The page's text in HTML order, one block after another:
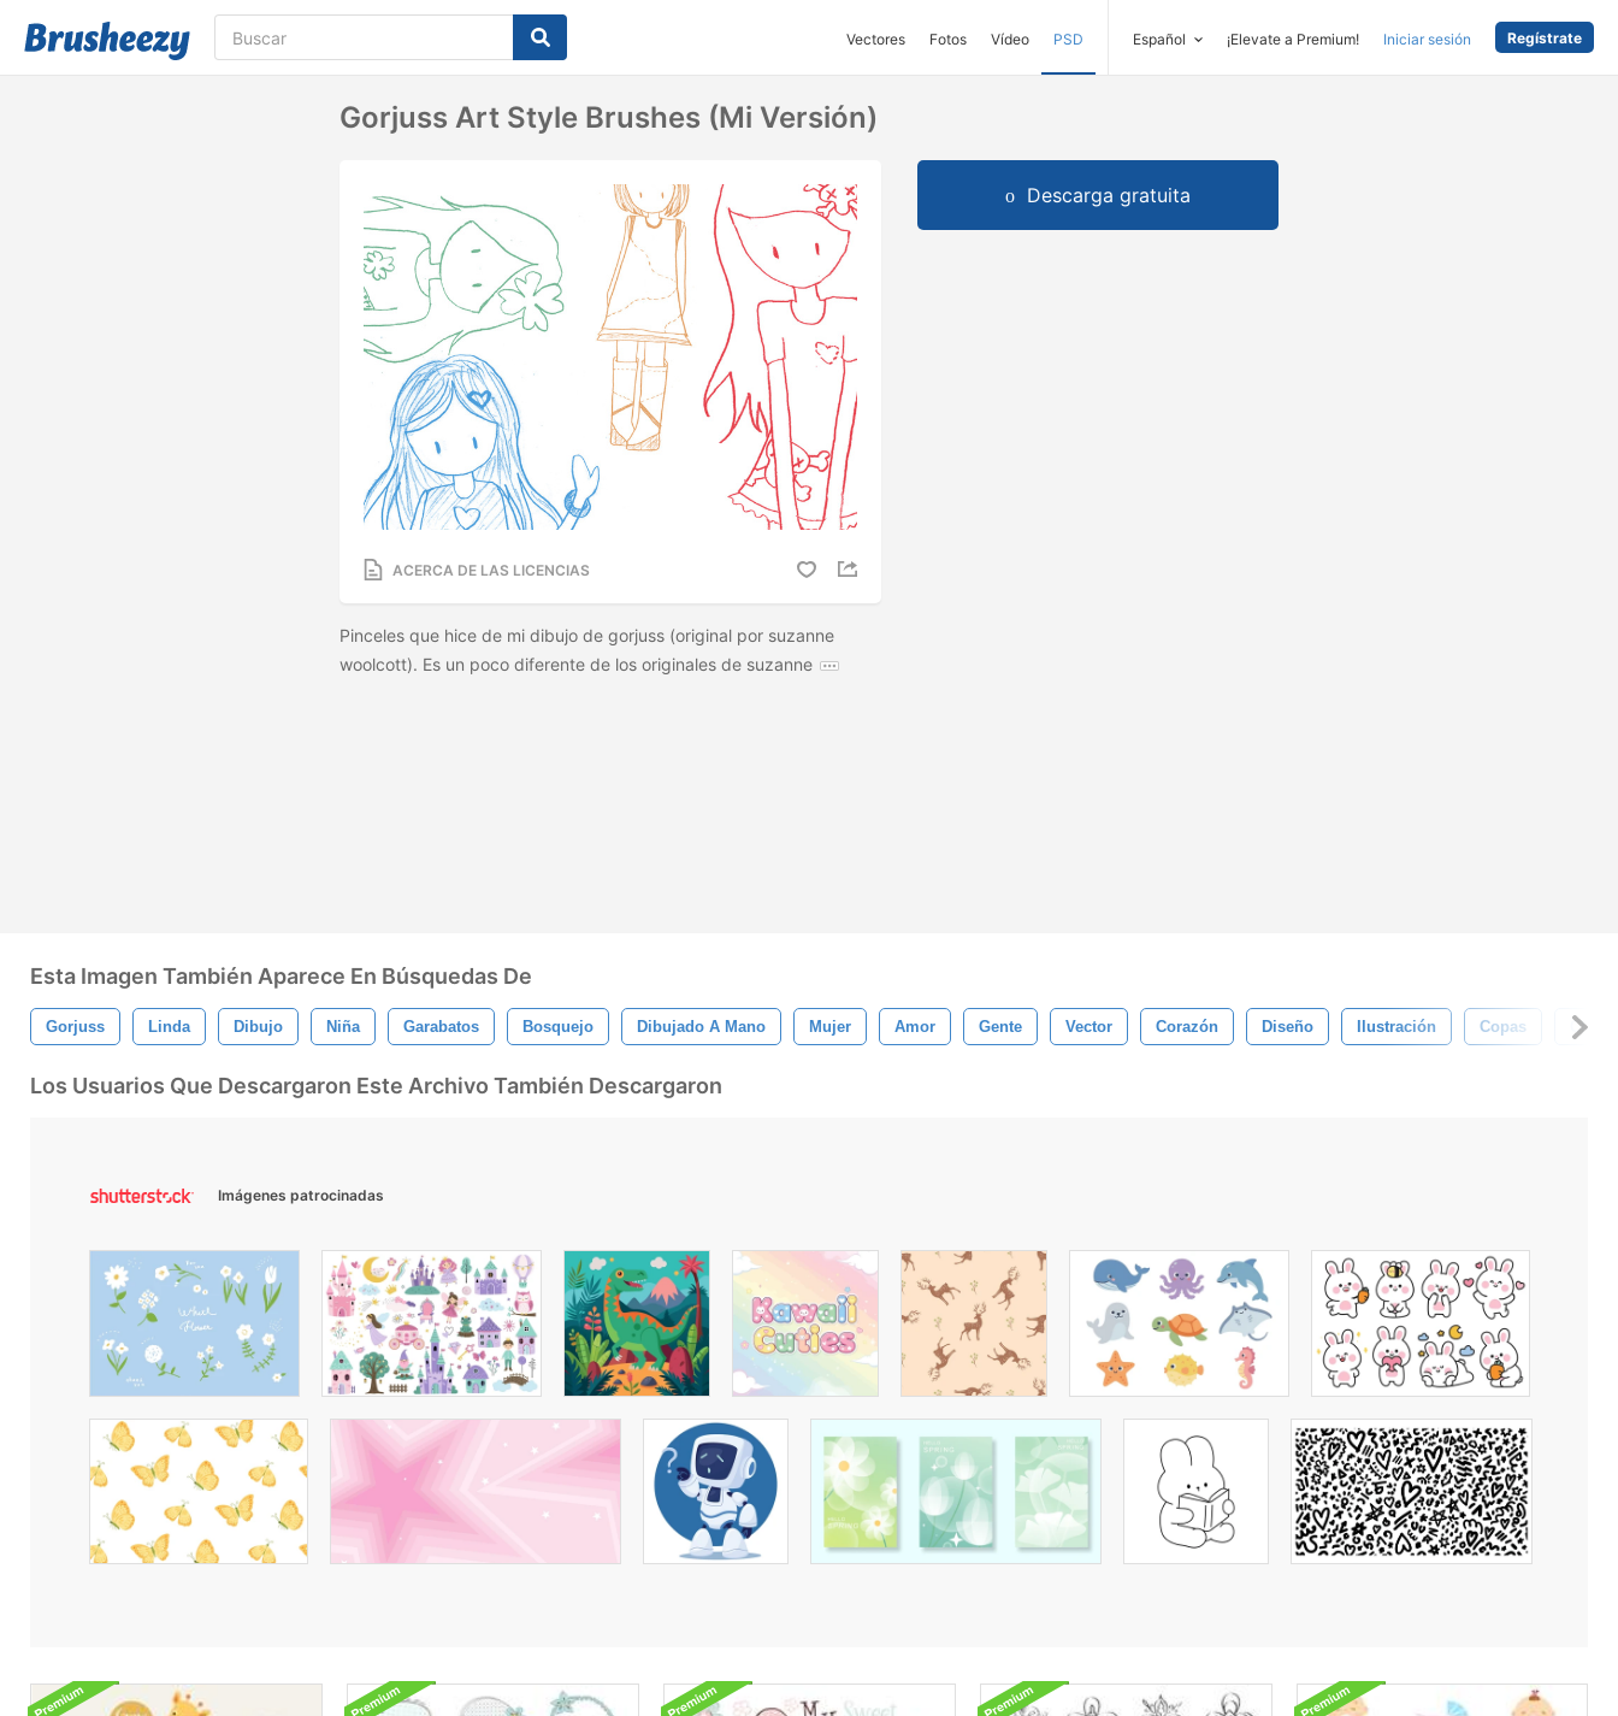
Vectores Fotos Vídeo PSD Español ¡Elevate a Premium! Iniciar sesión Regístrate
Gorjuss Art Style Brushes (Mi Versión)
ACERCA DE LAS LICENCIAS
Pinceles que hice de mi dibujo de gorjuss (original por suzanne
woolcott). Es un poco diferente de los originales de suzanne
Descarga gratuita
Esta Imagen También Aparece En Búsquedas De
Gorjuss Linda Dibujo Niña Garabatos Bosquejo Dibujado A Mano Mujer Amor Gente Vector Corazón Diseño Ilustración Copas
Los Usuarios Que Descargaron Este Archivo También Descargaron
Imágenes patrocinadas